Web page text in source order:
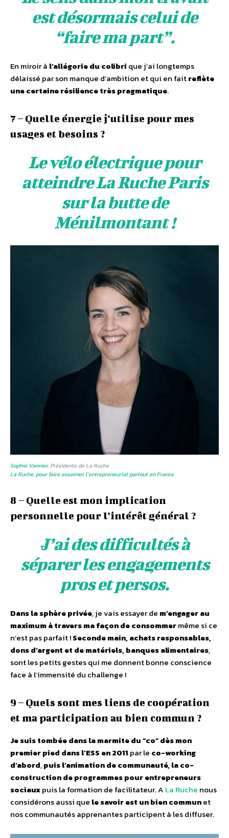
est désormais celui de
“faire ma part”.
En miroir à l’allégorie du colibri que j’ai longtemps
délaissé par son manque d’ambition et qui en faitreflète
une certaine résilience très pragmatique.
7 – Quelle énergie j’utilise pour mes
usages et besoins ?
Le vélo électrique pour
atteindre La Ruche Paris
sur la butte de
Ménilmontant !
Sophie Vannier, Présidente de La Ruche
La Ruche, pour faire essaimer l’entrepreneuriat partout en France
8 – Quelle est mon implication
personnelle pour l’intérêt général ?
J’ai des difficultés à
séparer les engagements
pros et persos.
Dans la sphère privée, je vais essayer de m’engager au
maximum à travers ma façon de consommermême si ce
n’est pas parfait !Seconde main, achats responsables,
dons d’argent et de matériels, banques alimentaires,
sont les petits gestes qui me donnent bonne conscience
face à l’immensité du challenge !
9 – Quels sont mes liens de coopération
et ma participation au bien commun ?
Je suis tombée dans la marmite du “co” dès mon
premier pied dans l’ESS en 2011 par le co-working
d’abord,puis l’animation de communauté, la co-
construction de programmes pour entrepreneurs
sociauxpuis la formation de facilitateur. A La Ruche nous
considérons aussi que le savoir est un bien communet
nos communautés apprenantes participent à les diffuser.